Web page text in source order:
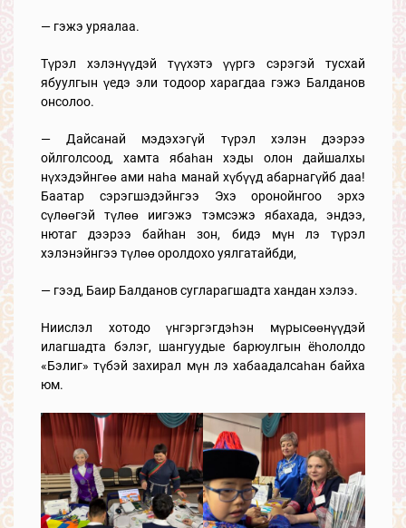
— гэжэ уряалаа.
Түрэл хэлэнүүдэй түүхэтэ үүргэ сэрэгэй тусхай
ябуулгын үедэ эли тодоор харагдаа гэжэ Балданов
онсолоо.
— Дайсанай мэдэхэгүй түрэл хэлэн дээрээ
ойлголсоод, хамта ябаһан хэды олон дайшалхы
нүхэдэйнгөө ами наһа манай хүбүүд абарнагүйб даа!
Баатар сэрэгшэдэйнгээ Эхэ оронойнгоо эрхэ
сүлөөгэй түлөө иигэжэ тэмсэжэ ябахада, эндээ,
нютаг дээрээ байһан зон, бидэ мүн лэ түрэл
хэлэнэйнгээ түлөө оролдохо уялгатайбди,
— гээд, Баир Балданов сугларагшадта хандан хэлээ.
Ниислэл хотодо үнгэргэгдэһэн мүрысөөнүүдэй
илагшадта бэлэг, шангуудые барюулгын ёһололдо
«Бэлиг» түбэй захирал мүн лэ хабаадалсаһан байха
юм.